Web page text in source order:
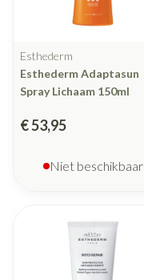
Esthederm
Esthederm Adaptasun
Spray Lichaam 150ml
€ 53,95
Niet beschikbaar